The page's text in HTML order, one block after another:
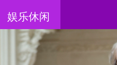
娱乐休闲